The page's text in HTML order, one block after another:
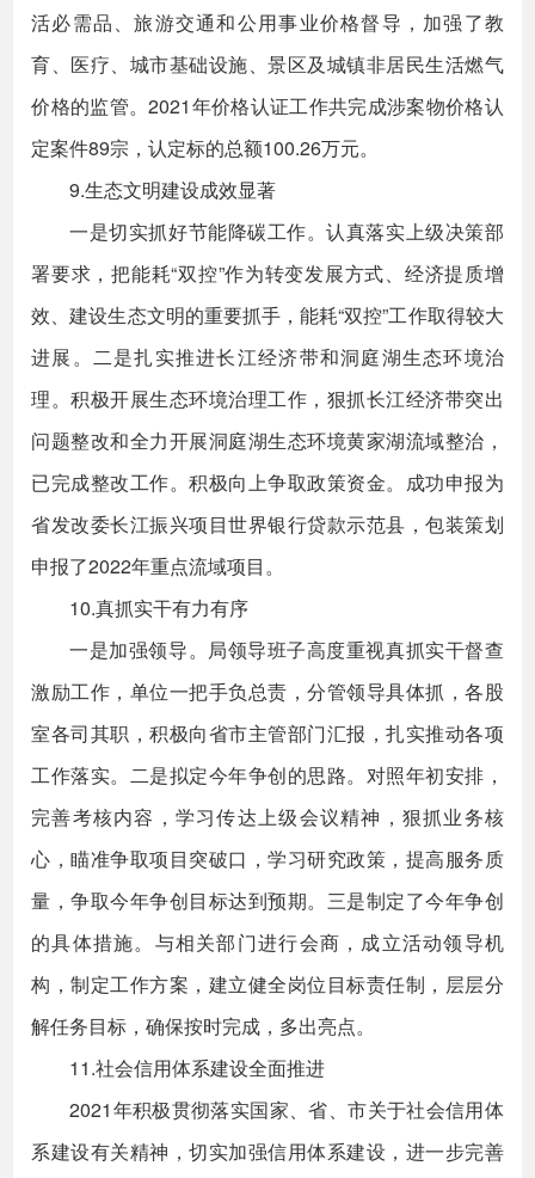
活必需品、旅游交通和公用事业价格督导，加强了教
育、医疗、城市基础设施、景区及城镇非居民生活燃气
价格的监管。2021年价格认证工作共完成涉案物价格认
定案件89宗，认定标的总额100.26万元。
9.生态文明建设成效显著
一是切实抓好节能降碳工作。认真落实上级决策部
署要求，把能耗“双控”作为转变发展方式、经济提质增
效、建设生态文明的重要抓手，能耗“双控”工作取得较大
进展。二是扎实推进长江经济带和洞庭湖生态环境治
理。积极开展生态环境治理工作，狠抓长江经济带突出
问题整改和全力开展洞庭湖生态环境黄家湖流域整治，
已完成整改工作。积极向上争取政策资金。成功申报为
省发改委长江振兴项目世界银行贷款示范县，包装策划
申报了2022年重点流域项目。
10.真抓实干有力有序
一是加强领导。局领导班子高度重视真抓实干督查
激励工作，单位一把手负总责，分管领导具体抓，各股
室各司其职，积极向省市主管部门汇报，扎实推动各项
工作落实。二是拟定今年争创的思路。对照年初安排，
完善考核内容，学习传达上级会议精神，狠抓业务核
心，瞄准争取项目突破口，学习研究政策，提高服务质
量，争取今年争创目标达到预期。三是制定了今年争创
的具体措施。与相关部门进行会商，成立活动领导机
构，制定工作方案，建立健全岗位目标责任制，层层分
解任务目标，确保按时完成，多出亮点。
11.社会信用体系建设全面推进
2021年积极贯彻落实国家、省、市关于社会信用体
系建设有关精神，切实加强信用体系建设，进一步完善